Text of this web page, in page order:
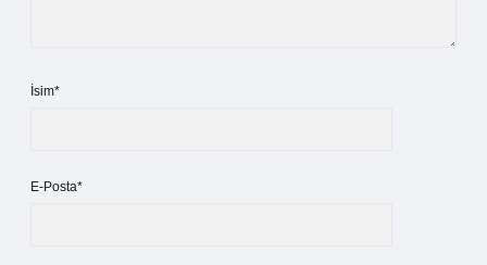
İsim*
E-Posta*